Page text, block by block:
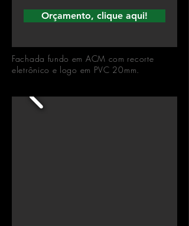
Orçamento, clique aqui!
Fachada fundo em ACM com recorte
eletrônico e logo em PVC 20mm.